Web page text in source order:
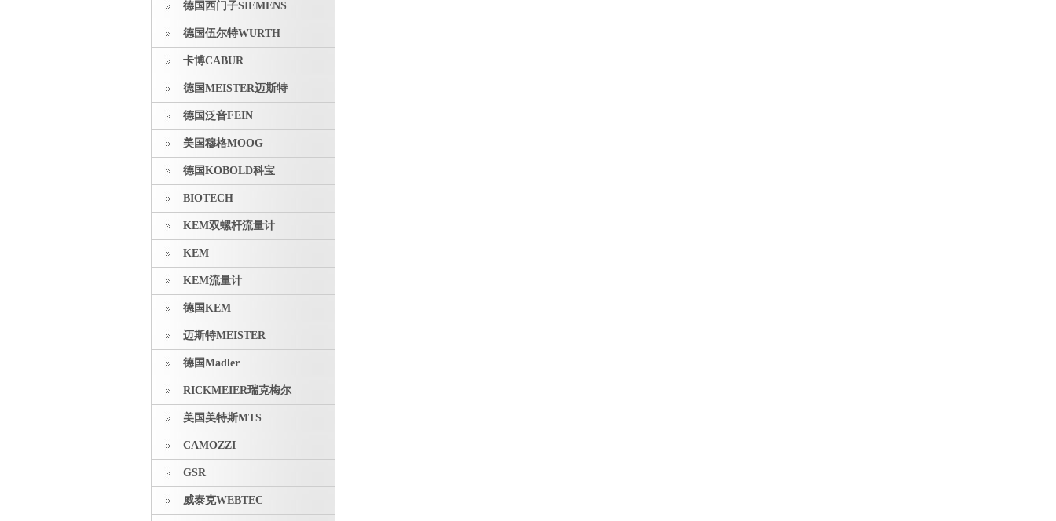
德国西门子SIEMENS
德国伍尔特WURTH
卡博CABUR
德国MEISTER迈斯特
德国泛音FEIN
美国穆格MOOG
德国KOBOLD科宝
BIOTECH
KEM双螺杆流量计
KEM
KEM流量计
德国KEM
迈斯特MEISTER
德国Madler
RICKMEIER瑞克梅尔
美国美特斯MTS
CAMOZZI
GSR
威泰克WEBTEC